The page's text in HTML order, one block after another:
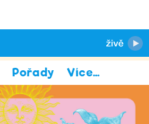
Pořady Více…